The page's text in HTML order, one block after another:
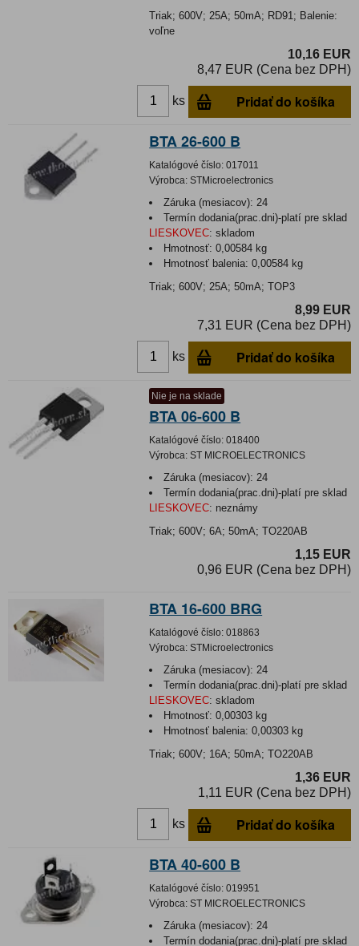
Triak; 600V; 25A; 50mA; RD91; Balenie:
voľne
10,16 EUR
8,47 EUR (Cena bez DPH)
ks Pridať do košíka
BTA 26-600 B
Katalógové číslo: 017011
Výrobca: STMicroelectronics
Záruka (mesiacov): 24
Termín dodania(prac.dni)-platí pre sklad
LIESKOVEC: skladom
Hmotnosť:0,00584 kg
Hmotnosť balenia:0,00584 kg
Triak; 600V; 25A; 50mA; TOP3
8,99 EUR
7,31 EUR (Cena bez DPH)
ks Pridať do košíka
Nie je na sklade
BTA 06-600 B
Katalógové číslo: 018400
Výrobca: ST MICROELECTRONICS
Záruka (mesiacov): 24
Termín dodania(prac.dni)-platí pre sklad
LIESKOVEC: neznámy
Triak; 600V; 6A; 50mA; TO220AB
1,15 EUR
0,96 EUR (Cena bez DPH)
BTA 16-600 BRG
Katalógové číslo: 018863
Výrobca: STMicroelectronics
Záruka (mesiacov): 24
Termín dodania(prac.dni)-platí pre sklad
LIESKOVEC: skladom
Hmotnosť:0,00303 kg
Hmotnosť balenia:0,00303 kg
Triak; 600V; 16A; 50mA; TO220AB
1,36 EUR
1,11 EUR (Cena bez DPH)
ks Pridať do košíka
BTA 40-600 B
Katalógové číslo: 019951
Výrobca: ST MICROELECTRONICS
Záruka (mesiacov): 24
Termín dodania(prac.dni)-platí pre sklad